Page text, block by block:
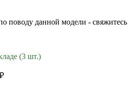
поводу данной модели - свяжитесь
(3 шт.)